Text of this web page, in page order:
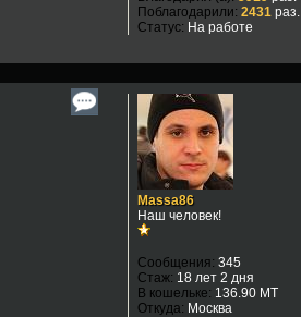
Поблагодарили: 2431раз.
Статус: На работе
Massa86
Наш человек!
Сообщения: 345
Стаж: 18 лет 2 дня
В кошельке: 136.90 MT
Откуда: Москва